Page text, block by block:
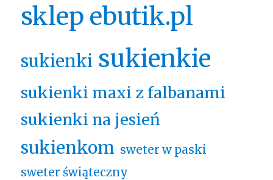
sklep ebutik.pl
sukienki sukienkie
sukienki maxi z falbanami
sukienki na jesień
sukienkom sweter w paski
sweter świąteczny